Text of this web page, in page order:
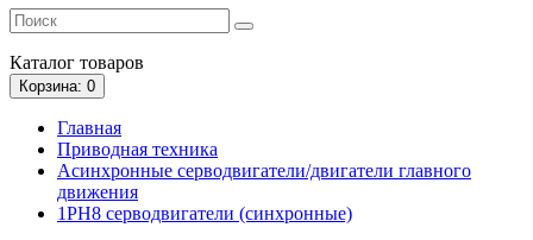
Каталог товаров
Корзина: 0
Главная
Приводная техника
Асинхронные серводвигатели/двигатели главного
движения
1PH8 серводвигатели (синхронные)